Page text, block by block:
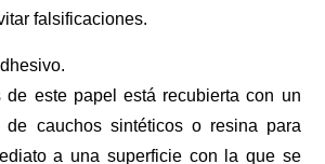
falsificaciones.
este papel está recubierta con un
cauchos sintéticos o resina para
a una superficie con la que se